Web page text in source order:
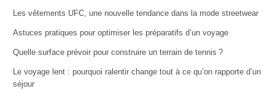
Les vêtements UFC, une nouvelle tendance dans la mode streetwear
Astuces pratiques pour optimiser les préparatifs d’un voyage
Quelle surface prévoir pour construire un terrain de tennis ?
Le voyage lent : pourquoi ralentir change tout à ce qu’on rapporte d’un
séjour